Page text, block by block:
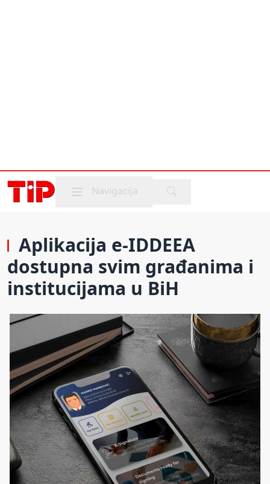
Mobile menu
Navigacija
Aplikacija e-IDDEEA
dostupna svim građanima i
institucijama u BiH